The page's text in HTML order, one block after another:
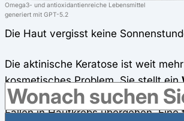
Omega3- und antioxidantienreiche Lebensmittel
generiert mit GPT-5.2
Die Haut vergisst keine
Die aktinische Keratose ist weit
kosmetisches Problem. Sie stellt ein
chronischer Sonnenschäden dar und
Fällen in Hautkrebs übergehen. Eine